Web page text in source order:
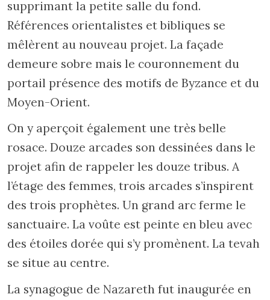
supprimant la petite salle du fond.
Références orientalistes et bibliques se
mêlèrent au nouveau projet. La façade
demeure sobre mais le couronnement du
portail présence des motifs de Byzance et du
Moyen-Orient.
On y aperçoit également une très belle
rosace. Douze arcades son dessinées dans le
projet afin de rappeler les douze tribus. A
l’étage des femmes, trois arcades s’inspirent
des trois prophètes. Un grand arc ferme le
sanctuaire. La voûte est peinte en bleu avec
des étoiles dorée qui s’y promènent. La tevah
se situe au centre.
La synagogue de Nazareth fut inaugurée en